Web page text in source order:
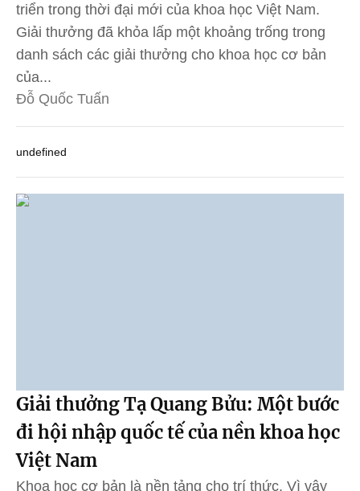
triển trong thời đại mới của khoa học Việt Nam.
Giải thưởng đã khỏa lấp một khoảng trống trong
danh sách các giải thưởng cho khoa học cơ bản
của...
Đỗ Quốc Tuấn
undefined
Giải thưởng Tạ Quang Bửu: Một bước
đi hội nhập quốc tế của nền khoa học
Việt Nam
Khoa học cơ bản là nền tảng cho trí thức. Vì vậy